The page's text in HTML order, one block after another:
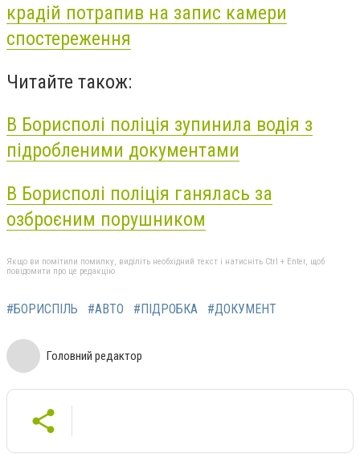
крадій потрапив на запис камери
спостереження
Читайте також:
В Борисполі поліція зупинила водія з
підробленими документами
В Борисполі поліція ганялась за
озброєним порушником
Якщо ви помітили помилку, виділіть необхідний текст і натисніть Ctrl + Enter, щоб
повідомити про це редакцію
#БОРИСПІЛЬ #АВТО #ПІДРОБКА #ДОКУМЕНТ
Головний редактор